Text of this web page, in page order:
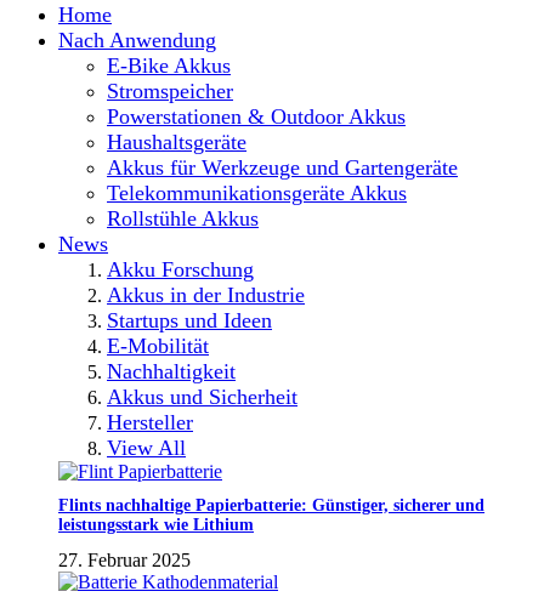
Home
Nach Anwendung
E-Bike Akkus
Stromspeicher
Powerstationen & Outdoor Akkus
Haushaltsgeräte
Akkus für Werkzeuge und Gartengeräte
Telekommunikationsgeräte Akkus
Rollstühle Akkus
News
Akku Forschung
Akkus in der Industrie
Startups und Ideen
E-Mobilität
Nachhaltigkeit
Akkus und Sicherheit
Hersteller
View All
Flints nachhaltige Papierbatterie: Günstiger, sicherer und
leistungsstark wie Lithium
27. Februar 2025